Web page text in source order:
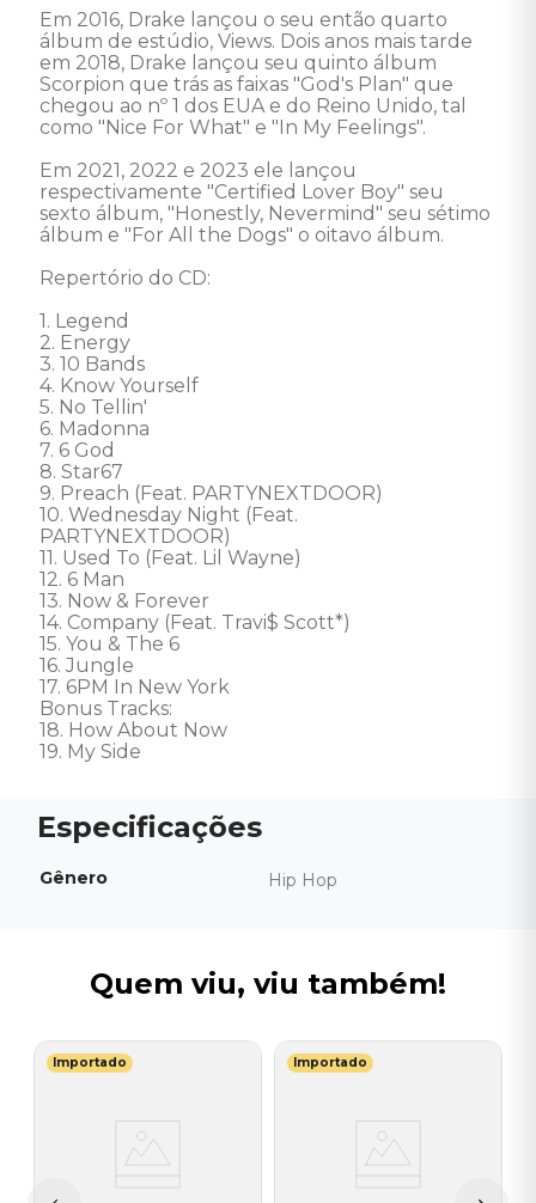
Em 2016, Drake lançou o seu então quarto
álbum de estúdio, Views. Dois anos mais tarde
em 2018, Drake lançou seu quinto álbum
Scorpion que trás as faixas "God's Plan" que
chegou ao nº 1 dos EUA e do Reino Unido, tal
como "Nice For What" e "In My Feelings".
Em 2021, 2022 e 2023 ele lançou
respectivamente "Certified Lover Boy" seu
sexto álbum, "Honestly, Nevermind" seu sétimo
álbum e "For All the Dogs" o oitavo álbum.
Repertório do CD:
1. Legend
2. Energy
3. 10 Bands
4. Know Yourself
5. No Tellin'
6. Madonna
7. 6 God
8. Star67
9. Preach (Feat. PARTYNEXTDOOR)
10. Wednesday Night (Feat.
PARTYNEXTDOOR)
11. Used To (Feat. Lil Wayne)
12. 6 Man
13. Now & Forever
14. Company (Feat. Travi$ Scott*)
15. You & The 6
16. Jungle
17. 6PM In New York
Bonus Tracks:
18. How About Now
19. My Side
Gênero Hip Hop
Quem viu, viu também!
Importado Importado